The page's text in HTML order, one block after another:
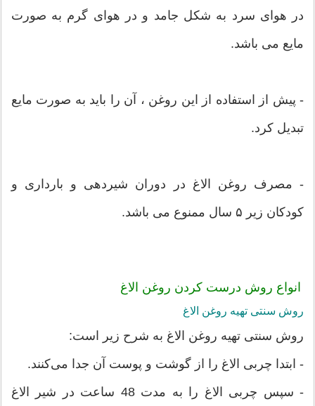
در هوای سرد به شکل جامد و در هوای گرم به صورت
مایع می باشد.
- پیش از استفاده از این روغن ، آن را باید به صورت مایع
تبدیل کرد.
- مصرف روغن الاغ در دوران شیردهی و بارداری و
کودکان زیر ۵ سال ممنوع می باشد.
انواع روش درست کردن روغن الاغ
روش سنتی تهیه روغن الاغ
روش سنتی تهیه روغن الاغ به شرح زیر است:
- ابتدا چربی الاغ را از گوشت و پوست آن جدا می‌کنند.
- سپس چربی الاغ را به مدت 48 ساعت در شیر الاغ